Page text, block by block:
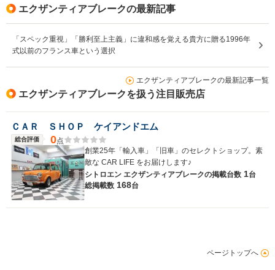
エクザンティアブレークの最新記事
「スペック重視」「勝利至上主義」に違和感を覚える貴方に贈る1996年
式以前のフランス車という選択
エクザンティアブレークの最新記事一覧
エクザンティアブレークを扱う注目販売店
ＣＡＲ ＳＨＯＰ ケイアンドエム
総合評価 0点
創業25年「輸入車」「旧車」のセレクトショップ。素
敵な CAR LIFE をお届けします♪
シトロエン エクザンティアブレークの掲載台数 1台
総掲載数 168台
ページトップへ